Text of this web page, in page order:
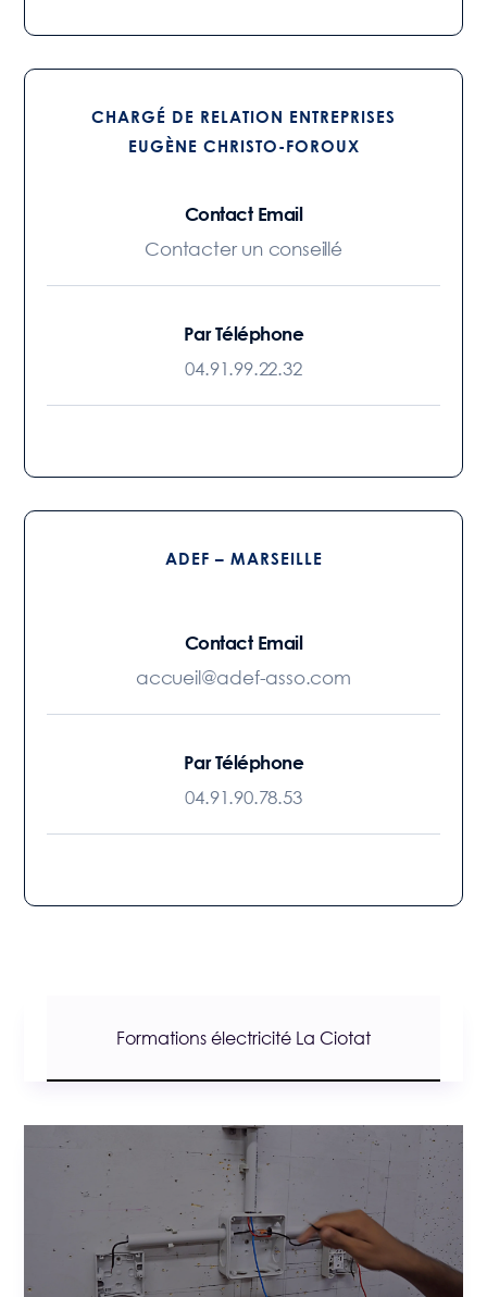
CHARGÉ DE RELATION ENTREPRISES
EUGÈNE CHRISTO-FOROUX
Contact Email
Contacter un conseillé
Par Téléphone
04.91.99.22.32
ADEF – MARSEILLE
Contact Email
accueil@adef-asso.com
Par Téléphone
04.91.90.78.53
Formations électricité La Ciotat